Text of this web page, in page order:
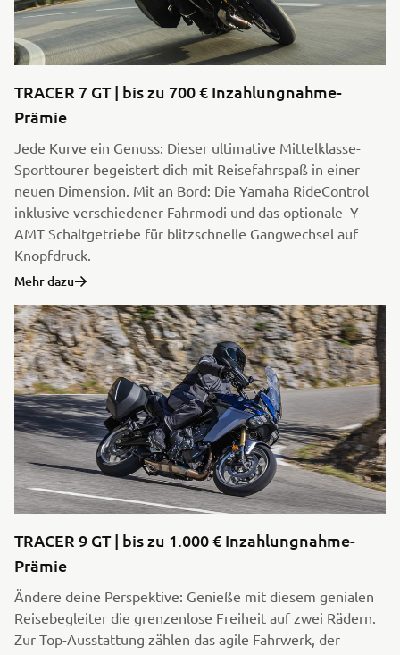
TRACER 7 GT | bis zu 700 € Inzahlungnahme-
Prämie
Jede Kurve ein Genuss: Dieser ultimative Mittelklasse-
Sporttourer begeistert dich mit Reisefahrspaß in einer
neuen Dimension. Mit an Bord: Die Yamaha RideControl
inklusive verschiedener Fahrmodi und das optionale Y-
AMT Schaltgetriebe für blitzschnelle Gangwechsel auf
Knopfdruck.
Mehr dazu
TRACER 9 GT | bis zu 1.000 € Inzahlungnahme-
Prämie
Ändere deine Perspektive: Genieße mit diesem genialen
Reisebegleiter die grenzenlose Freiheit auf zwei Rädern.
Zur Top-Ausstattung zählen das agile Fahrwerk, der